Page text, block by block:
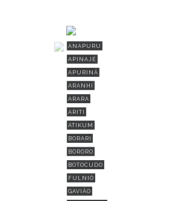
ANAPURU
APINAJÉ
APURINÃ
ARANHÍ
ARARA
ARITI
ATIKUM
BORARI
BORORO
BOTOCUDO
FULNIÔ
GAVIÃO